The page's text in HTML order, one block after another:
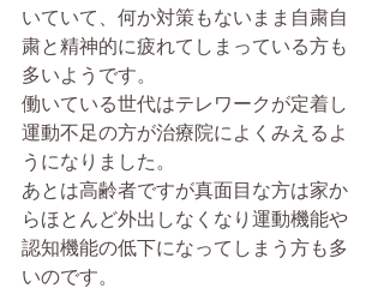
いていて、何か対策もないまま自粛自
粛と精神的に疲れてしまっている方も
多いようです。
働いている世代はテレワークが定着し
運動不足の方が治療院によくみえるよ
うになりました。
あとは高齢者ですが真面目な方は家か
らほとんど外出しなくなり運動機能や
認知機能の低下になってしまう方も多
いのです。